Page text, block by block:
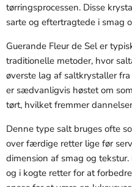
tørringsprocessen. Disse
sarte og eftertragtede i smag
Guerande Fleur de Sel er
traditionelle metoder, hvor
øverste lag af saltkrystaller
er sædvanligvis høstet om
tørt, hvilket fremmer
Denne type salt bruges ofte
over færdige retter lige før
dimension af smag og
og i kogte retter for at